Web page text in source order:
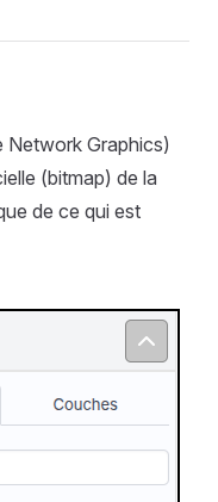
Graphics)
(bitmap) de la
de ce qui est